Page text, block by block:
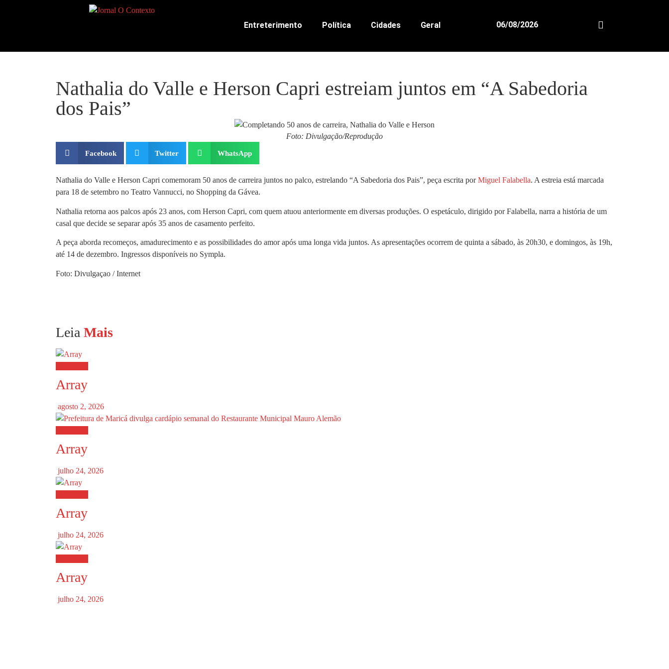
Entreterimento Política Cidades Geral 06/08/2026
Nathalia do Valle e Herson Capri estreiam juntos em “A Sabedoria
dos Pais”
Foto: Divulgação/Reprodução
Facebook Twitter WhatsApp
Nathalia do Valle e Herson Capri comemoram 50 anos de carreira juntos no palco, estrelando “A Sabedoria dos Pais”, peça escrita porMiguel Falabella. A estreia está marcada
para 18 de setembro no Teatro Vannucci, no Shopping da Gávea.
Nathalia retorna aos palcos após 23 anos, com Herson Capri, com quem atuou anteriormente em diversas produções. O espetáculo, dirigido por Falabella, narra a história de um
casal que decide se separar após 35 anos de casamento perfeito.
A peça aborda recomeços, amadurecimento e as possibilidades do amor após uma longa vida juntos. As apresentações ocorrem de quinta a sábado, às 20h30, e domingos, às 19h,
até 14 de dezembro. Ingressos disponíveis no Sympla.
Foto: Divulgaçao / Internet
Leia Mais
Array
agosto 2, 2026
Array
julho 24, 2026
Array
julho 24, 2026
Array
julho 24, 2026